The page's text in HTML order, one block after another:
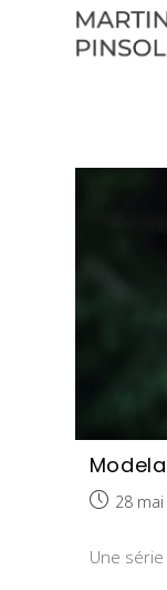
Publication
28 mai
Une série